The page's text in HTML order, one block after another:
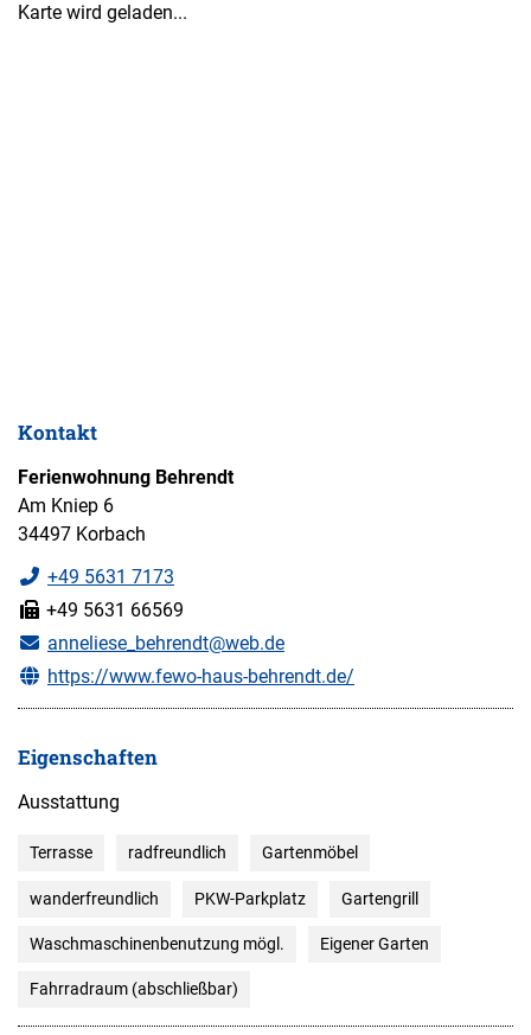
Karte wird geladen...
Kontakt
Ferienwohnung Behrendt
Am Kniep 6
34497 Korbach
+49 5631 7173
+49 5631 66569
anneliese_behrendt@web.de
https://www.fewo-haus-behrendt.de/
Eigenschaften
Ausstattung
Terrasse radfreundlich Gartenmöbel
wanderfreundlich PKW-Parkplatz Gartengrill
Waschmaschinenbenutzung mögl. Eigener Garten
Fahrradraum (abschließbar)